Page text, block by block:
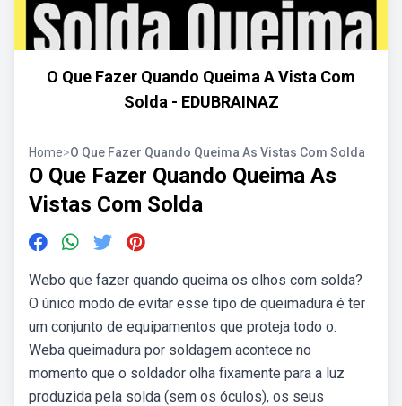
O Que Fazer Quando Queima A Vista Com
Solda - EDUBRAINAZ
Home>O Que Fazer Quando Queima As Vistas Com Solda
O Que Fazer Quando Queima As
Vistas Com Solda
Webo que fazer quando queima os olhos com solda?
O único modo de evitar esse tipo de queimadura é ter
um conjunto de equipamentos que proteja todo o.
Weba queimadura por soldagem acontece no
momento que o soldador olha fixamente para a luz
produzida pela solda (sem os óculos), os seus